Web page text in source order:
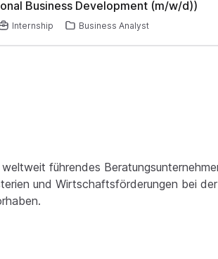
Business Development (m/w/d))
Internship Business Analyst
führendes
und Wirtschaftsförderungen bei